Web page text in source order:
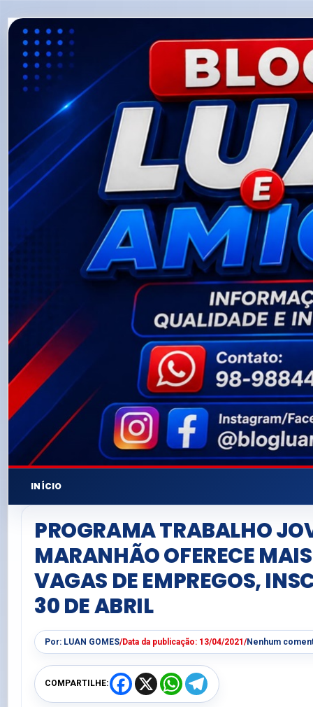
INÍCIO
PROGRAMA TRABALHO
MARANHÃO OFERECE
VAGAS DE EMPREGOS,
30 DE ABRIL
Por: LUAN GOMES/Data da publicação: 13/04/2021/Nenhum
COMPARTILHE:
F
a
c
X
W
h
a
l